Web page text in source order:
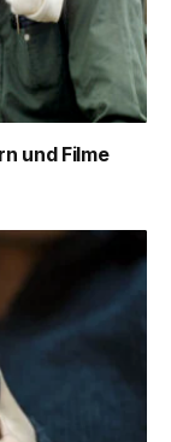
und Filme